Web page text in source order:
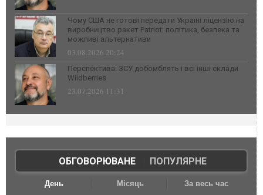
Чому США не готові передати Україні ліцензію на
виробництво ракет Patriot: політика, безпека та
можливі альтернативи
03.08.2026 20:24
Перспектива: ЗСУ добомблять і всі інші склади
Wildberries
23.07.2026 11:31
ОБГОВОРЮВАНЕ| ПОПУЛЯРНЕ
День Місяць За весь час